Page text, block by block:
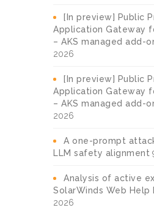
[In preview] Public
Application Gateway
– AKS managed add-
2026
[In preview] Public
Application Gateway
– AKS managed add-
2026
A one-prompt
LLM safety alignment
Analysis of active
SolarWinds Web Help
2026